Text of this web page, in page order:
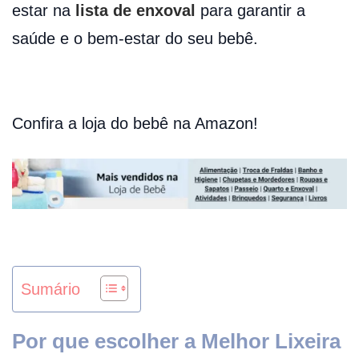
estar na lista de enxoval para garantir a
saúde e o bem-estar do seu bebê.
Confira a loja do bebê na Amazon!
Sumário
Por que escolher a Melhor Lixeira